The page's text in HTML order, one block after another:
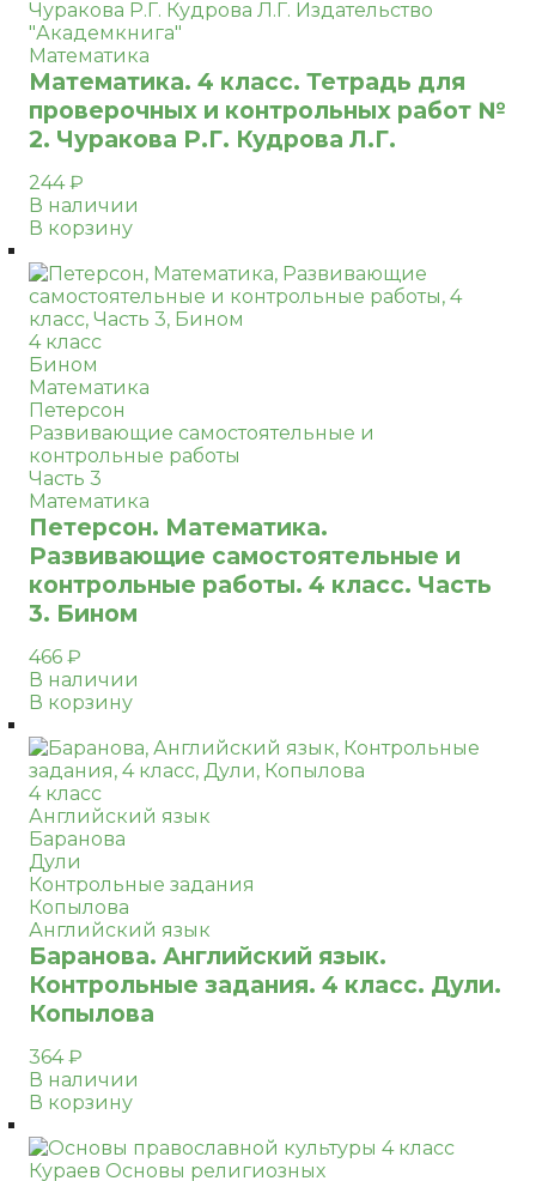
Математика
Математика. 4 класс. Тетрадь для
проверочных и контрольных работ №
2. Чуракова Р.Г. Кудрова Л.Г.
244₽
В наличии
В корзину
4 класс
Бином
Математика
Петерсон
Развивающие самостоятельные и
контрольные работы
Часть 3
Математика
Петерсон. Математика.
Развивающие самостоятельные и
контрольные работы. 4 класс. Часть
3. Бином
466 ₽
В наличии
В корзину
4 класс
Английский язык
Баранова
Дули
Контрольные задания
Копылова
Английский язык
Баранова. Английский язык.
Контрольные задания. 4 класс. Дули.
Копылова
364₽
В наличии
В корзину